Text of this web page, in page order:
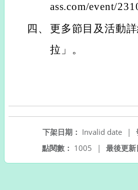
ass.com/event/
四、
更多節目及活動
拉」。
下架日期： Invalid date
|
最後更新
點閱數： 1005 |